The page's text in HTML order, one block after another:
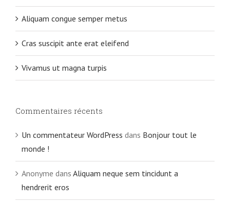
Aliquam congue semper metus
Cras suscipit ante erat eleifend
Vivamus ut magna turpis
Commentaires récents
Un commentateur WordPress dans Bonjour tout le
monde !
Anonyme dans Aliquam neque sem tincidunt a
hendrerit eros